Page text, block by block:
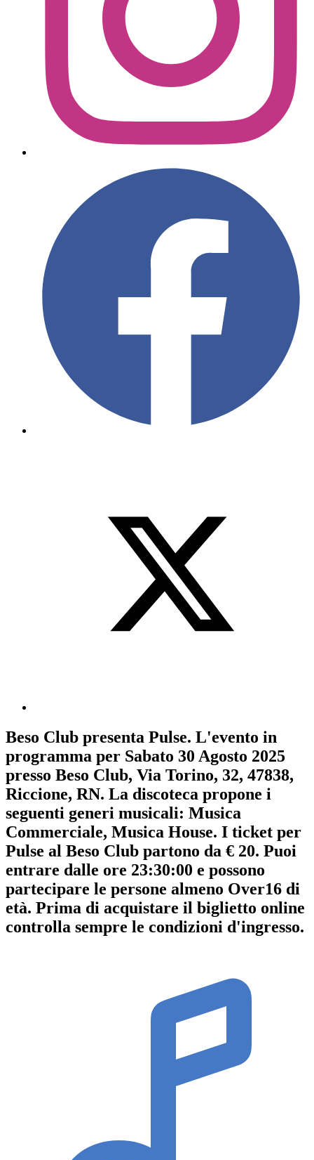
Beso Club presenta Pulse. L'evento in
programma per Sabato 30 Agosto 2025
presso Beso Club, Via Torino, 32, 47838,
Riccione, RN. La discoteca propone i
seguenti generi musicali: Musica
Commerciale, Musica House. I ticket per
Pulse al Beso Club partono da € 20. Puoi
entrare dalle ore 23:30:00 e possono
partecipare le persone almeno Over16 di
età. Prima di acquistare il biglietto online
controlla sempre le condizioni d'ingresso.